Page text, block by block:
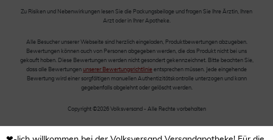
Zu Risiken und Nebenwirkungen lesen Sie die Packungsbeilage und fragen Sie Ihre Ärztin, Ihren
Arzt oder in Ihrer Apotheke.
Alle Besucher unserer Webseite sind herzlich eingeladen, Produktbewertungen abzugeben.
Bewertungen können auch von Personen abgegeben werden, die das Produkt nicht bei uns
gekauft haben. Diese Bewertungen werden nicht gesondert gekennzeichnet. Bitte beachten Sie,
dass alle Bewertungen unserer Bewertungsrichtlinie entsprechen müssen. Jede eingehende
Bewertung wird einer sorgfältigen manuellen Authentizitätskontrolle unterzogen und kann
gegebenfalls abgelehnt oder gelöscht werden.
Copyright ©2026 Volksversand - Alle Rechte vorbehalten